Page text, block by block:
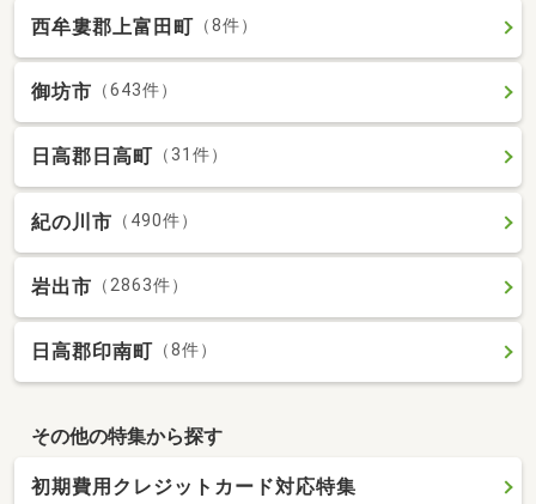
西牟婁郡上富田町 （8件）
御坊市 （643件）
日高郡日高町 （31件）
紀の川市 （490件）
岩出市 （2863件）
日高郡印南町 （8件）
その他の特集から探す
初期費用クレジットカード対応特集